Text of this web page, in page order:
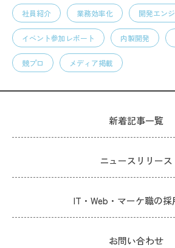
社員紹介 業務効率化 開発エン
イベント参加レポート 内製開発
競プロ メディア掲載
新着記事一覧
ニュースリリース
IT・Web・マーケ職の採
お問い合わせ